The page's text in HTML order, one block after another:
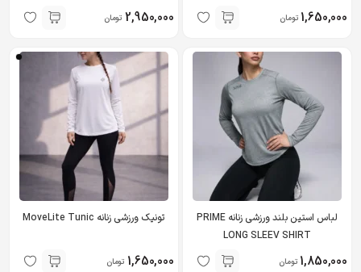
1,650,000 تومان 2,950,000 تومان
لباس استین بلند ورزشی زنانه PRIME
LONG SLEEV SHIRT
1,850,000 تومان
تونیک ورزشی زنانه MoveLite Tunic
1,650,000 تومان